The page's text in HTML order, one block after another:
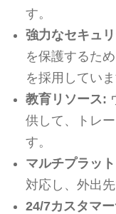
す。
強力なセキュ
を保護するた
を採用していま
教育リソース:
供して、トレ
す。
マルチプラッ
対応し、外出
24/7カスタマ